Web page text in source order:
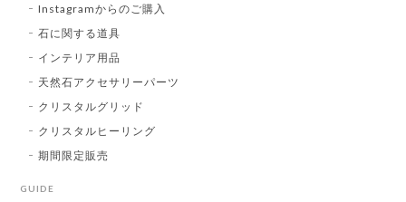
Instagramからのご購入
石に関する道具
インテリア用品
天然石アクセサリーパーツ
クリスタルグリッド
クリスタルヒーリング
期間限定販売
GUIDE